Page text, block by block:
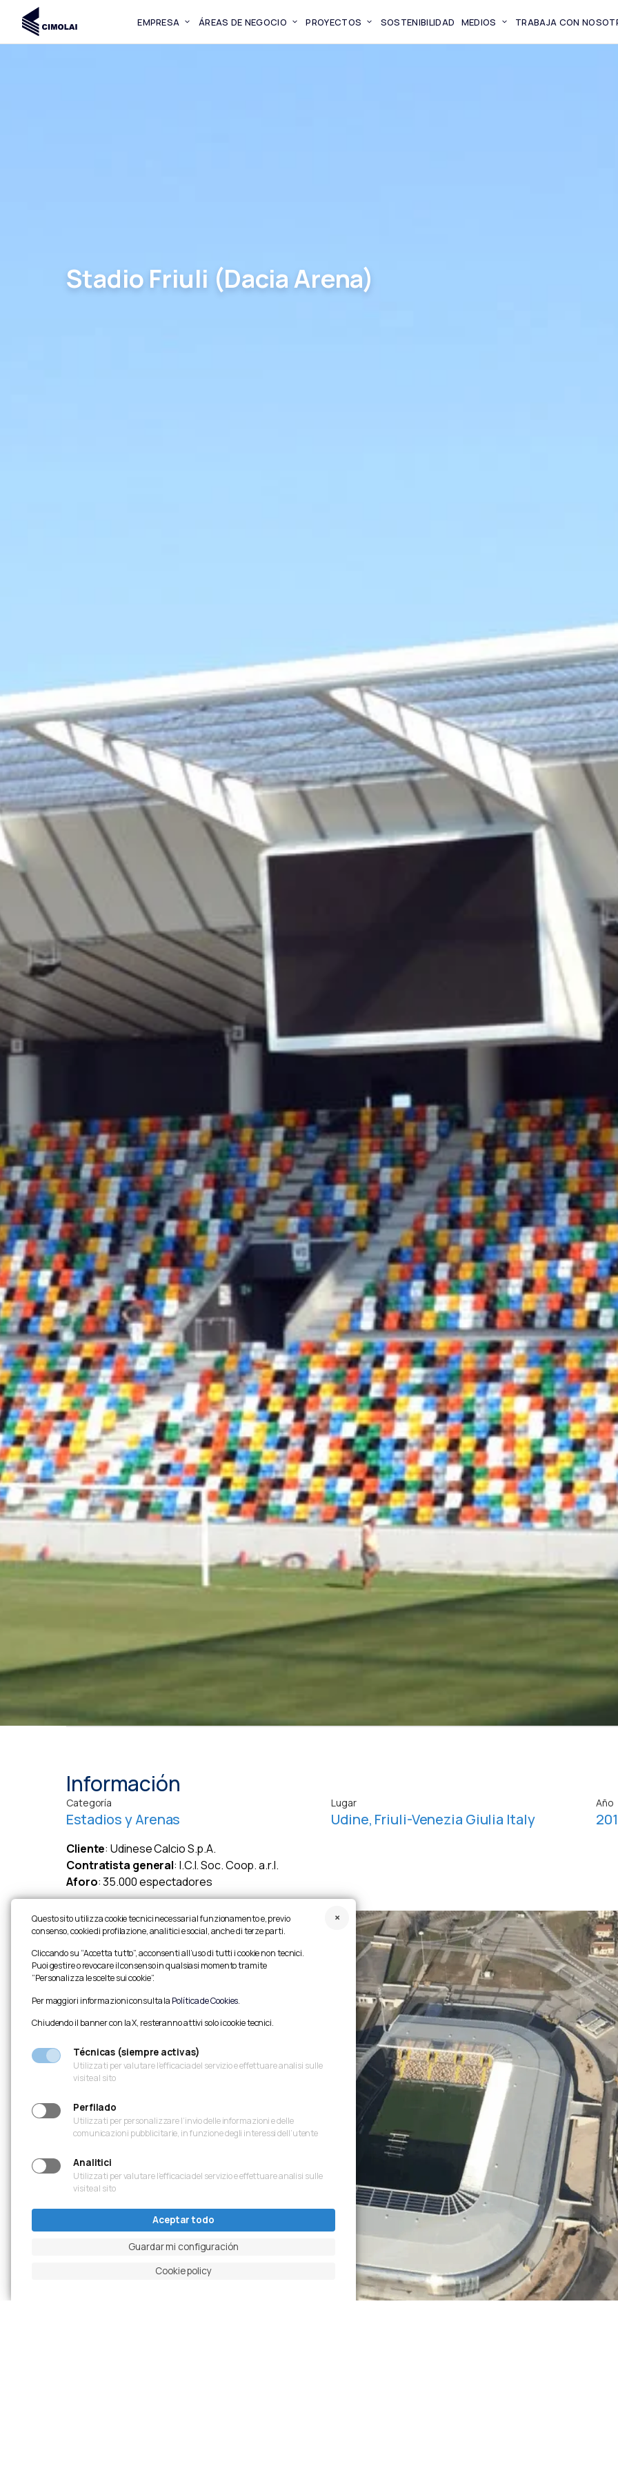
EMPRESA ÁREAS DE NEGOCIO PROYECTOS SOSTENIBILIDAD MEDIOS TRABAJA CON
Stadio Friuli (Dacia Arena)
Información
Categoría
Estadios y Arenas
Lugar
Udine, Friuli-Venezia Giulia Italy
Año
Cliente: Udinese Calcio S.p.A.
Contratista general: I.C.I. Soc. Coop. a.r.l.
Aforo: 35.000 espectadores
Questo sito utilizza cookie tecnici necessari al funzionamento e, previo
consenso, cookie di profilazione, analitici e social, anche di terze parti.
Cliccando su “Accetta tutto”, acconsenti all’uso di tutti i cookie non tecnici.
Puoi gestire o revocare il consenso in qualsiasi momento tramite
“Personalizza le scelte sui cookie”.
Per maggiori informazioni consulta la Política de Cookies.
Chiudendo il banner con la X, resteranno attivi solo i cookie tecnici.
Técnicas (siempre activas)
Utilizzati per valutare l’efficacia del servizio e effettuare analisi sulle
visite al sito
Perfilado
Utilizzati per personalizzare l’invio delle informazioni e delle
comunicazioni pubblicitarie, in funzione degli interessi dell’utente
Analitici
Utilizzati per valutare l’efficacia del servizio e effettuare analisi sulle
visite al sito
Aceptar todo
Guardar mi configuración
Cookie policy